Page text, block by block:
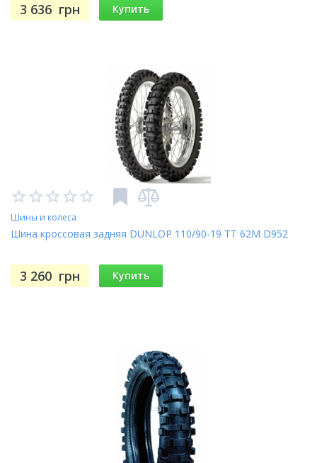
3 636 грн Купить
Шины и колеса
Шина кроссовая задняя DUNLOP 110/90-19 TT 62M D952
3 260 грн Купить